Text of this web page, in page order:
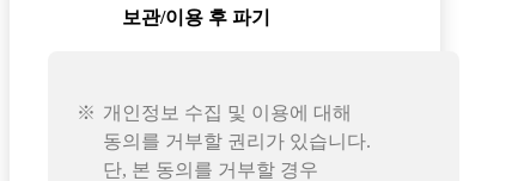
보관/이용 후 파기
개인정보 수집 및 이용에 대해
동의를 거부할 권리가 있습니다.
단, 본 동의를 거부할 경우